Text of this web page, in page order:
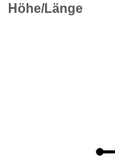
Höhe/Länge